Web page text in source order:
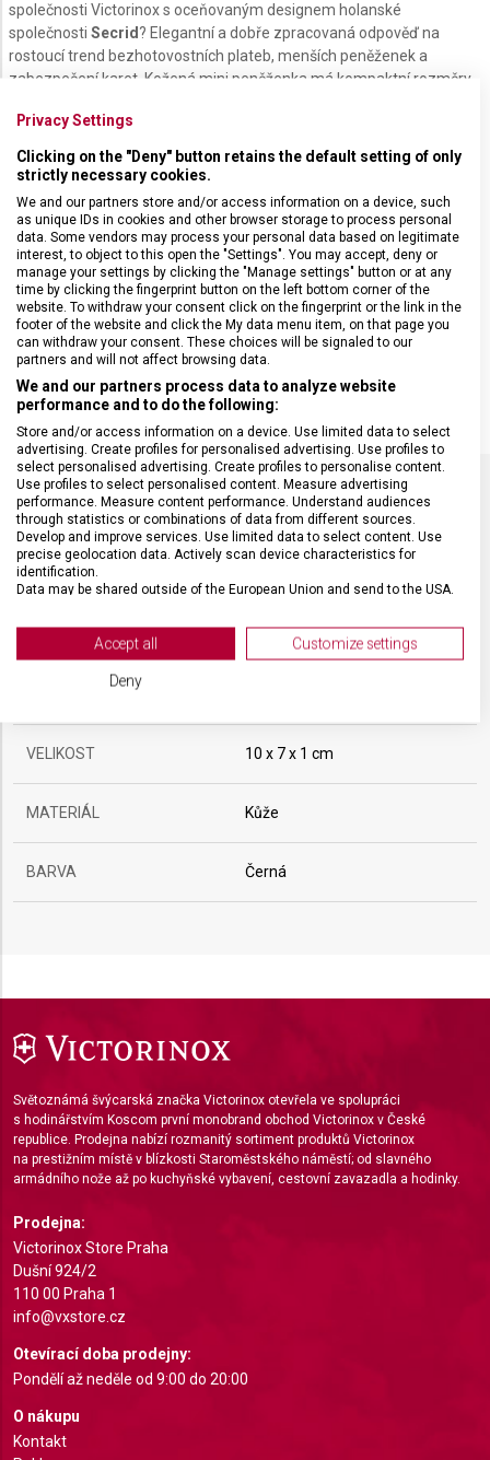
společnosti Victorinox s oceňovaným designem holanské
společnosti Secrid ? Elegantní a dobře zpracovaná odpověď na
rostoucí trend bezhotovostních plateb, menších peněženek a
zabezpečení karet. Kožená mini peněženka má kompaktní rozměry
pevné hliníkové pouzdro, které chrání vaše karty před ohnutím a
proti digitálnímu zneužití díky
RFID ochraně
. Patentovaný
mechanismus umožňuje vysunout karty jedním jednoduchým
pohybem a umožní tak rychlý přístup k vašim kartám bez otevírání
peněženky.
Obsahuje:
přihrádku na 6 plochých karet nebo 4 embosované karty
přihrádku na vizitky a doklady
přihrádku na mince
prostor na bankovky
zapínání na patent
SPECIFIKACE PRODUKTU
DRUH ZBOŽÍ Doplňky
VELIKOST 10 x 7 x 1 cm
MATERIÁL Kůže
BARVA Černá
Světoznámá švýcarská značka Victorinox otevřela ve spolupráci
s hodinářstvím Koscom první monobrand obchod Victorinox v České
republice. Prodejna nabízí rozmanitý sortiment produktů Victorinox
na prestižním místě v blízkosti Staroměstského náměstí; od slavného
armádního nože až po kuchyňské vybavení, cestovní zavazadla a hodinky.
Prodejna:
Victorinox Store Praha
Dušní 924/2
110 00 Praha 1
info@vxstore.cz
Otevírací doba prodejny:
Pondělí až neděle od 9:00 do 20:00
O nákupu
Kontakt
Privacy Settings
Clicking on the "Deny" button retains the default setting of only
strictly necessary cookies.
We and our partners store and/or access information on a device, such
as unique IDs in cookies and other browser storage to process personal
data. Some vendors may process your personal data based on legitimate
interest, to object to this open the "Settings". You may accept, deny or
manage your settings by clicking the "Manage settings" button or at any
time by clicking the fingerprint button on the left bottom corner of the
website. To withdraw your consent click on the fingerprint or the link in the
footer of the website and click the My data menu item, on that page you
can withdraw your consent. These choices will be signaled to our
partners and will not affect browsing data.
We and our partners process data to analyze website
performance and to do the following:
Store and/or access information on a device. Use limited data to select
advertising. Create profiles for personalised advertising. Use profiles to
select personalised advertising. Create profiles to personalise content.
Use profiles to select personalised content. Measure advertising
performance. Measure content performance. Understand audiences
through statistics or combinations of data from different sources.
Develop and improve services. Use limited data to select content. Use
precise geolocation data. Actively scan device characteristics for
identification.
Data may be shared outside of the European Union and send to the USA.
View Partner List (2 IAB Vendors)
We use your data for the following purposes:
Store and/or access information on a device
Create profiles for personalised advertising
Use profiles to select personalised
Measure content performance
Understand audiences through statistics or
combinations of data from different sources
Develop and improve services
Use limited data to select content
IAB Special Features:
Use precise geolocation data
Identify devices based on information actively
requested
Non-IAB processing purposes:
Necessary
Accept all Customize settings
Deny